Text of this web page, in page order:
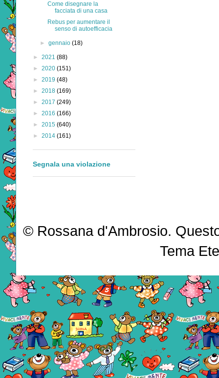
Come disegnare la
facciata di una casa
Rebus per aumentare il
senso di autoefficacia
►gennaio(18)
► 2021 (88)
► 2020 (151)
► 2019 (48)
► 2018 (169)
► 2017 (249)
► 2016 (166)
► 2015 (640)
► 2014 (161)
Segnala una violazione
© Rossana d'Ambrosio.
Tema